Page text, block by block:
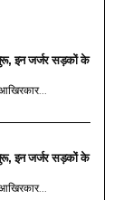
इन जर्जर सड़कों के
इन जर्जर सड़कों के